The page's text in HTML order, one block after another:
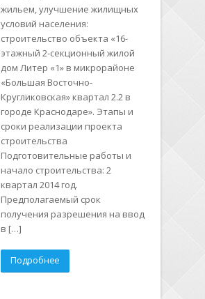
жильем, улучшение жилищных
условий населения:
строительство объекта «16-
этажный 2-секционный жилой
дом Литер «1» в микрорайоне
«Большая Восточно-
Кругликовская» квартал 2.2 в
городе Краснодаре». Этапы и
сроки реализации проекта
строительства
Подготовительные работы и
начало строительства: 2
квартал 2014 год.
Предполагаемый срок
получения разрешения на ввод
в […]
Подробнее